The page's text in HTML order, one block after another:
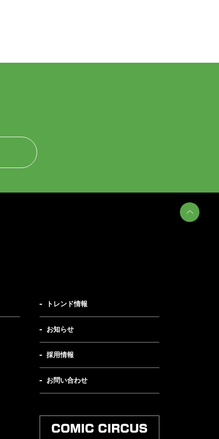
トレンド情報
お知らせ
採用情報
お問い合わせ